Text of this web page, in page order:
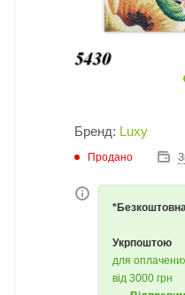
Бренд: Luxy
Продано
Укрпоштою
для
від 3000 грн